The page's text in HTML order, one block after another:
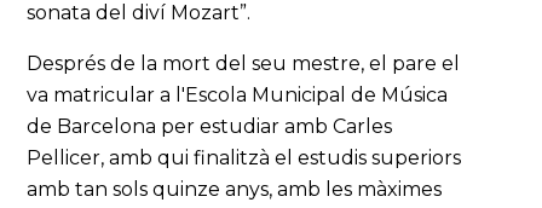
sonata del diví Mozart”.
Després de la mort del seu mestre, el pare el
va matricular a l'Escola Municipal de Música
de Barcelona per estudiar amb Carles
Pellicer, amb qui finalitzà el estudis superiors
amb tan sols quinze anys, amb les màximes